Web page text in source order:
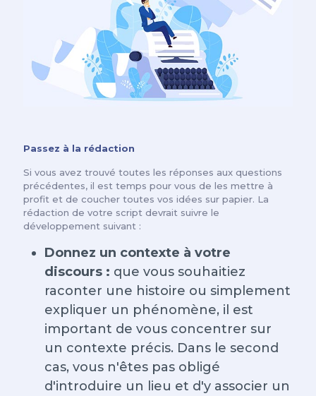
Passez à la rédaction
Si vous avez trouvé toutes les réponses aux questions
précédentes, il est temps pour vous de les mettre à
profit et de coucher toutes vos idées sur papier. La
rédaction de votre script devrait suivre le
développement suivant :
Donnez un contexte à votre
discours : que vous souhaitiez
raconter une histoire ou simplement
expliquer un phénomène, il est
important de vous concentrer sur
un contexte précis. Dans le second
cas, vous n'êtes pas obligé
d'introduire un lieu et d'y associer un